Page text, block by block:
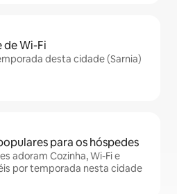
Wi-Fi
desta cidade (Sarnia)
para os hóspedes
adoram Cozinha, Wi-Fi e
por temporada nesta cidade